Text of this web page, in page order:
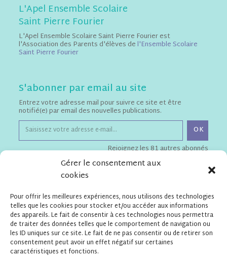
Gérer le consentement aux
cookies
Pour offrir les meilleures expériences, nous utilisons des technologies
telles que les cookies pour stocker et/ou accéder aux informations
des appareils. Le fait de consentir à ces technologies nous permettra
de traiter des données telles que le comportement de navigation ou
les ID uniques sur ce site. Le fait de ne pas consentir ou de retirer son
consentement peut avoir un effet négatif sur certaines
caractéristiques et fonctions.
L'Apel Ensemble Scolaire
Saint Pierre Fourier
L'Apel Ensemble Scolaire Saint Pierre Fourier est
l'Association des Parents d'élèves de l'Ensemble Scolaire
Saint Pierre Fourier
S'abonner par email au site
Entrez votre adresse mail pour suivre ce site et être
notifié(e) par email des nouvelles publications.
OK
Rejoignez les 81 autres abonnés
Téléchargements
Flyer de présentation de l'Apel
Statuts de l'Apel ESSPF
Contact